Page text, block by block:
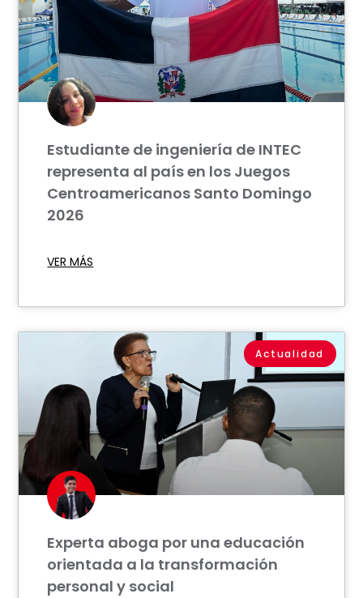
Estudiante de ingeniería de INTEC
representa al país en los Juegos
Centroamericanos Santo Domingo
2026
VER MÁS
Actualidad
Experta aboga por una educación
orientada a la transformación
personal y social